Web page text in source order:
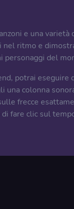
e una
ritmo e
personaggi del
potrai
una colonna
frecce
fare clic sul